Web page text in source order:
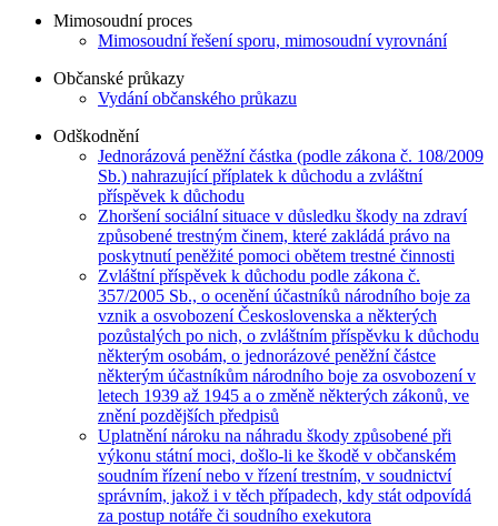
Mimosoudní proces
Mimosoudní řešení sporu, mimosoudní vyrovnání
Občanské průkazy
Vydání občanského průkazu
Odškodnění
Jednorázová peněžní částka (podle zákona č. 108/2009
Sb.) nahrazující příplatek k důchodu a zvláštní
příspěvek k důchodu
Zhoršení sociální situace v důsledku škody na zdraví
způsobené trestným činem, které zakládá právo na
poskytnutí peněžité pomoci obětem trestné činnosti
Zvláštní příspěvek k důchodu podle zákona č.
357/2005 Sb., o ocenění účastníků národního boje za
vznik a osvobození Československa a některých
pozůstalých po nich, o zvláštním příspěvku k důchodu
některým osobám, o jednorázové peněžní částce
některým účastníkům národního boje za osvobození v
letech 1939 až 1945 a o změně některých zákonů, ve
znění pozdějších předpisů
Uplatnění nároku na náhradu škody způsobené při
výkonu státní moci, došlo-li ke škodě v občanském
soudním řízení nebo v řízení trestním, v soudnictví
správním, jakož i v těch případech, kdy stát odpovídá
za postup notáře či soudního exekutora